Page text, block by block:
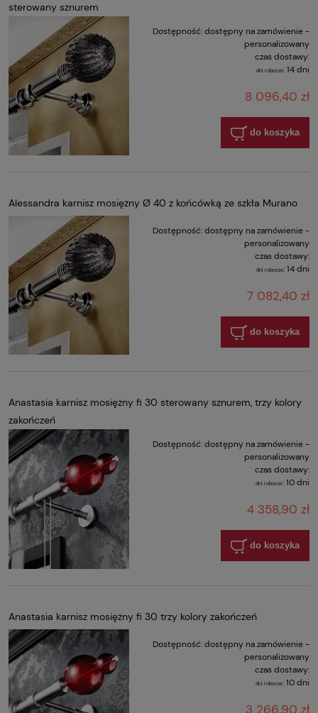
sterowany sznurem
Dostępność:dostępny na zamówienie -
personalizowany
czas dostawy:
dni robocze:14 dni
8 096,40 zł
do koszyka
Alessandra karnisz mosiężny Ø 40 z końcówką ze szkła Murano
Dostępność:dostępny na zamówienie -
personalizowany
czas dostawy:
dni robocze:14 dni
7 082,40 zł
do koszyka
Anastasia karnisz mosiężny fi 30 sterowany sznurem, trzy kolory
zakończeń
Dostępność:dostępny na zamówienie -
personalizowany
czas dostawy:
dni robocze:10 dni
4 358,90 zł
do koszyka
Anastasia karnisz mosiężny fi 30 trzy kolory zakończeń
Dostępność:dostępny na zamówienie -
personalizowany
czas dostawy:
dni robocze:10 dni
3 266,90 zł